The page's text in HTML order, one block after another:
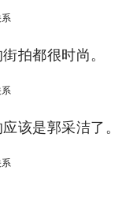
拍都很时尚。
该是郭采洁了。